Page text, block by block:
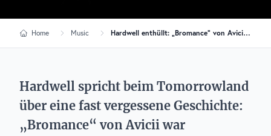
Home Music Hardwell enthüllt: „Bromance“ von Avicii war als gemeinsame Collab geplant
Hardwell spricht beim Tomorrowland
über eine fast vergessene Geschichte:
„Bromance“ von Avicii war